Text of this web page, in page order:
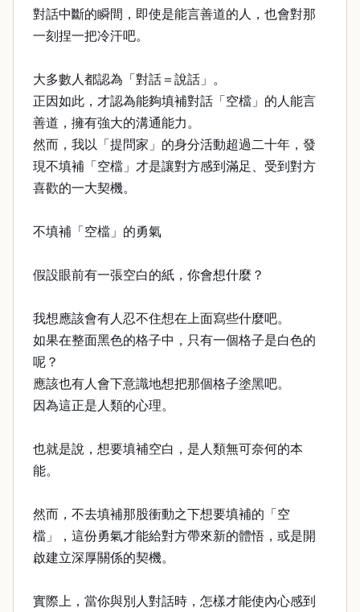
對話中斷的瞬間，即使是能言善道的人，也會對那
一刻捏一把冷汗吧。
大多數人都認為「對話＝說話」。
正因如此，才認為能夠填補對話「空檔」的人能言
善道，擁有強大的溝通能力。
然而，我以「提問家」的身分活動超過二十年，發
現不填補「空檔」才是讓對方感到滿足、受到對方
喜歡的一大契機。
不填補「空檔」的勇氣
假設眼前有一張空白的紙，你會想什麼？
我想應該會有人忍不住想在上面寫些什麼吧。
如果在整面黑色的格子中，只有一個格子是白色的
呢？
應該也有人會下意識地想把那個格子塗黑吧。
因為這正是人類的心理。
也就是說，想要填補空白，是人類無可奈何的本
能。
然而，不去填補那股衝動之下想要填補的「空
檔」，這份勇氣才能給對方帶來新的體悟，或是開
啟建立深厚關係的契機。
實際上，當你與別人對話時，怎樣才能使內心感到